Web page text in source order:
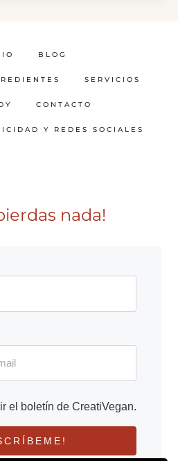
BLOG
SERVICIOS
CONTACTO
Y REDES SOCIALES
nada!
el boletín de CreatiVegan.